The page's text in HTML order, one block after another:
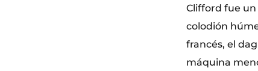
Clifford fue
colodión
francés, el
máquina